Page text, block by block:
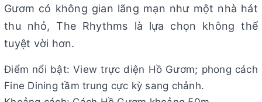
Gươm có không gian lãng mạn như một nhà hát
thu nhỏ, The Rhythms là lựa chọn không thể
tuyệt vời hơn.
Điểm nổi bật: View trực diện Hồ Gươm; phong cách
Fine Dining tầm trung cực kỳ sang chảnh.